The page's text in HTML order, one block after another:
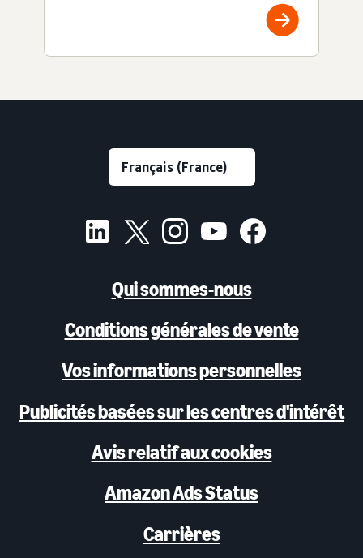
Qui sommes-nous
Conditions générales de vente
Vos informations personnelles
Publicités basées sur les centres d'intérêt
Avis relatif aux cookies
Amazon Ads Status
Carrières